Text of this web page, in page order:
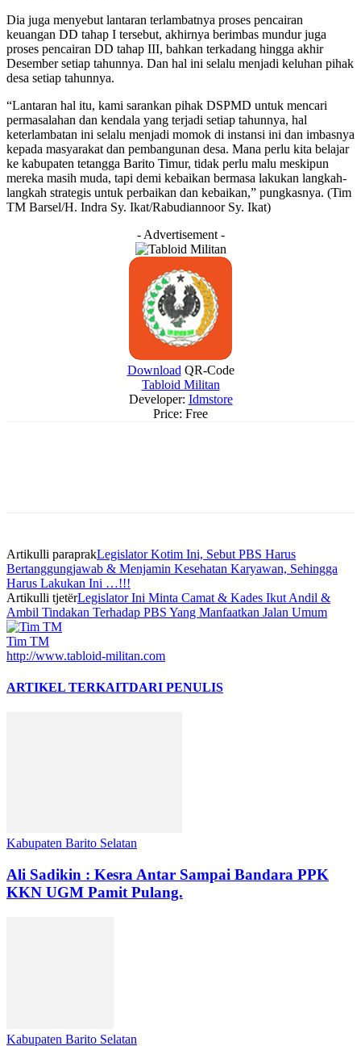
Dia juga menyebut lantaran terlambatnya proses pencairan
keuangan DD tahap I tersebut, akhirnya berimbas mundur juga
proses pencairan DD tahap III, bahkan terkadang hingga akhir
Desember setiap tahunnya. Dan hal ini selalu menjadi keluhan pihak
desa setiap tahunnya.
“Lantaran hal itu, kami sarankan pihak DSPMD untuk mencari
permasalahan dan kendala yang terjadi setiap tahunnya, hal
keterlambatan ini selalu menjadi momok di instansi ini dan imbasnya
kepada masyarakat dan pembangunan desa. Mana perlu kita belajar
ke kabupaten tetangga Barito Timur, tidak perlu malu meskipun
mereka masih muda, tapi demi kebaikan bermasa lakukan langkah-
langkah strategis untuk perbaikan dan kebaikan,” pungkasnya. (Tim
TM Barsel/H. Indra Sy. Ikat/Rabudiannoor Sy. Ikat)
- Advertisement -
Download QR-Code
Tabloid Militan
Developer: Idmstore
Price: Free
Artikulli paraprakLegislator Kotim Ini, Sebut PBS Harus
Bertanggungjawab & Menjamin Kesehatan Karyawan, Sehingga
Harus Lakukan Ini …!!!
Artikulli tjetërLegislator Ini Minta Camat & Kades Ikut Andil &
Ambil Tindakan Terhadap PBS Yang Manfaatkan Jalan Umum
Tim TM
http://www.tabloid-militan.com
ARTIKEL TERKAITDARI PENULIS
Kabupaten Barito Selatan
Ali Sadikin : Kesra Antar Sampai Bandara PPK
KKN UGM Pamit Pulang.
Kabupaten Barito Selatan